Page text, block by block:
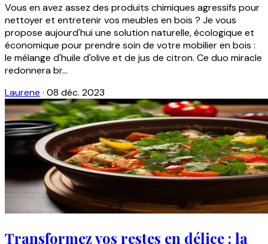
Vous en avez assez des produits chimiques agressifs pour
nettoyer et entretenir vos meubles en bois ? Je vous
propose aujourd'hui une solution naturelle, écologique et
économique pour prendre soin de votre mobilier en bois :
le mélange d'huile d'olive et de jus de citron. Ce duo miracle
redonnera br...
Laurene · 08 déc. 2023
Transformez vos restes en délice : la